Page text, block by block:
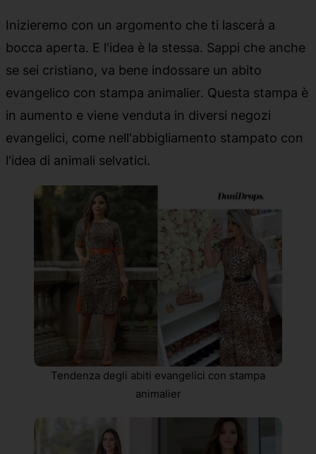
Inizieremo con un argomento che ti lascerà a
bocca aperta. E l'idea è la stessa. Sappi che anche
se sei cristiano, va bene indossare un abito
evangelico con stampa animalier. Questa stampa è
in aumento e viene venduta in diversi negozi
evangelici, come nell'abbigliamento stampato con
l'idea di animali selvatici.
Tendenza degli abiti evangelici con stampa
animalier